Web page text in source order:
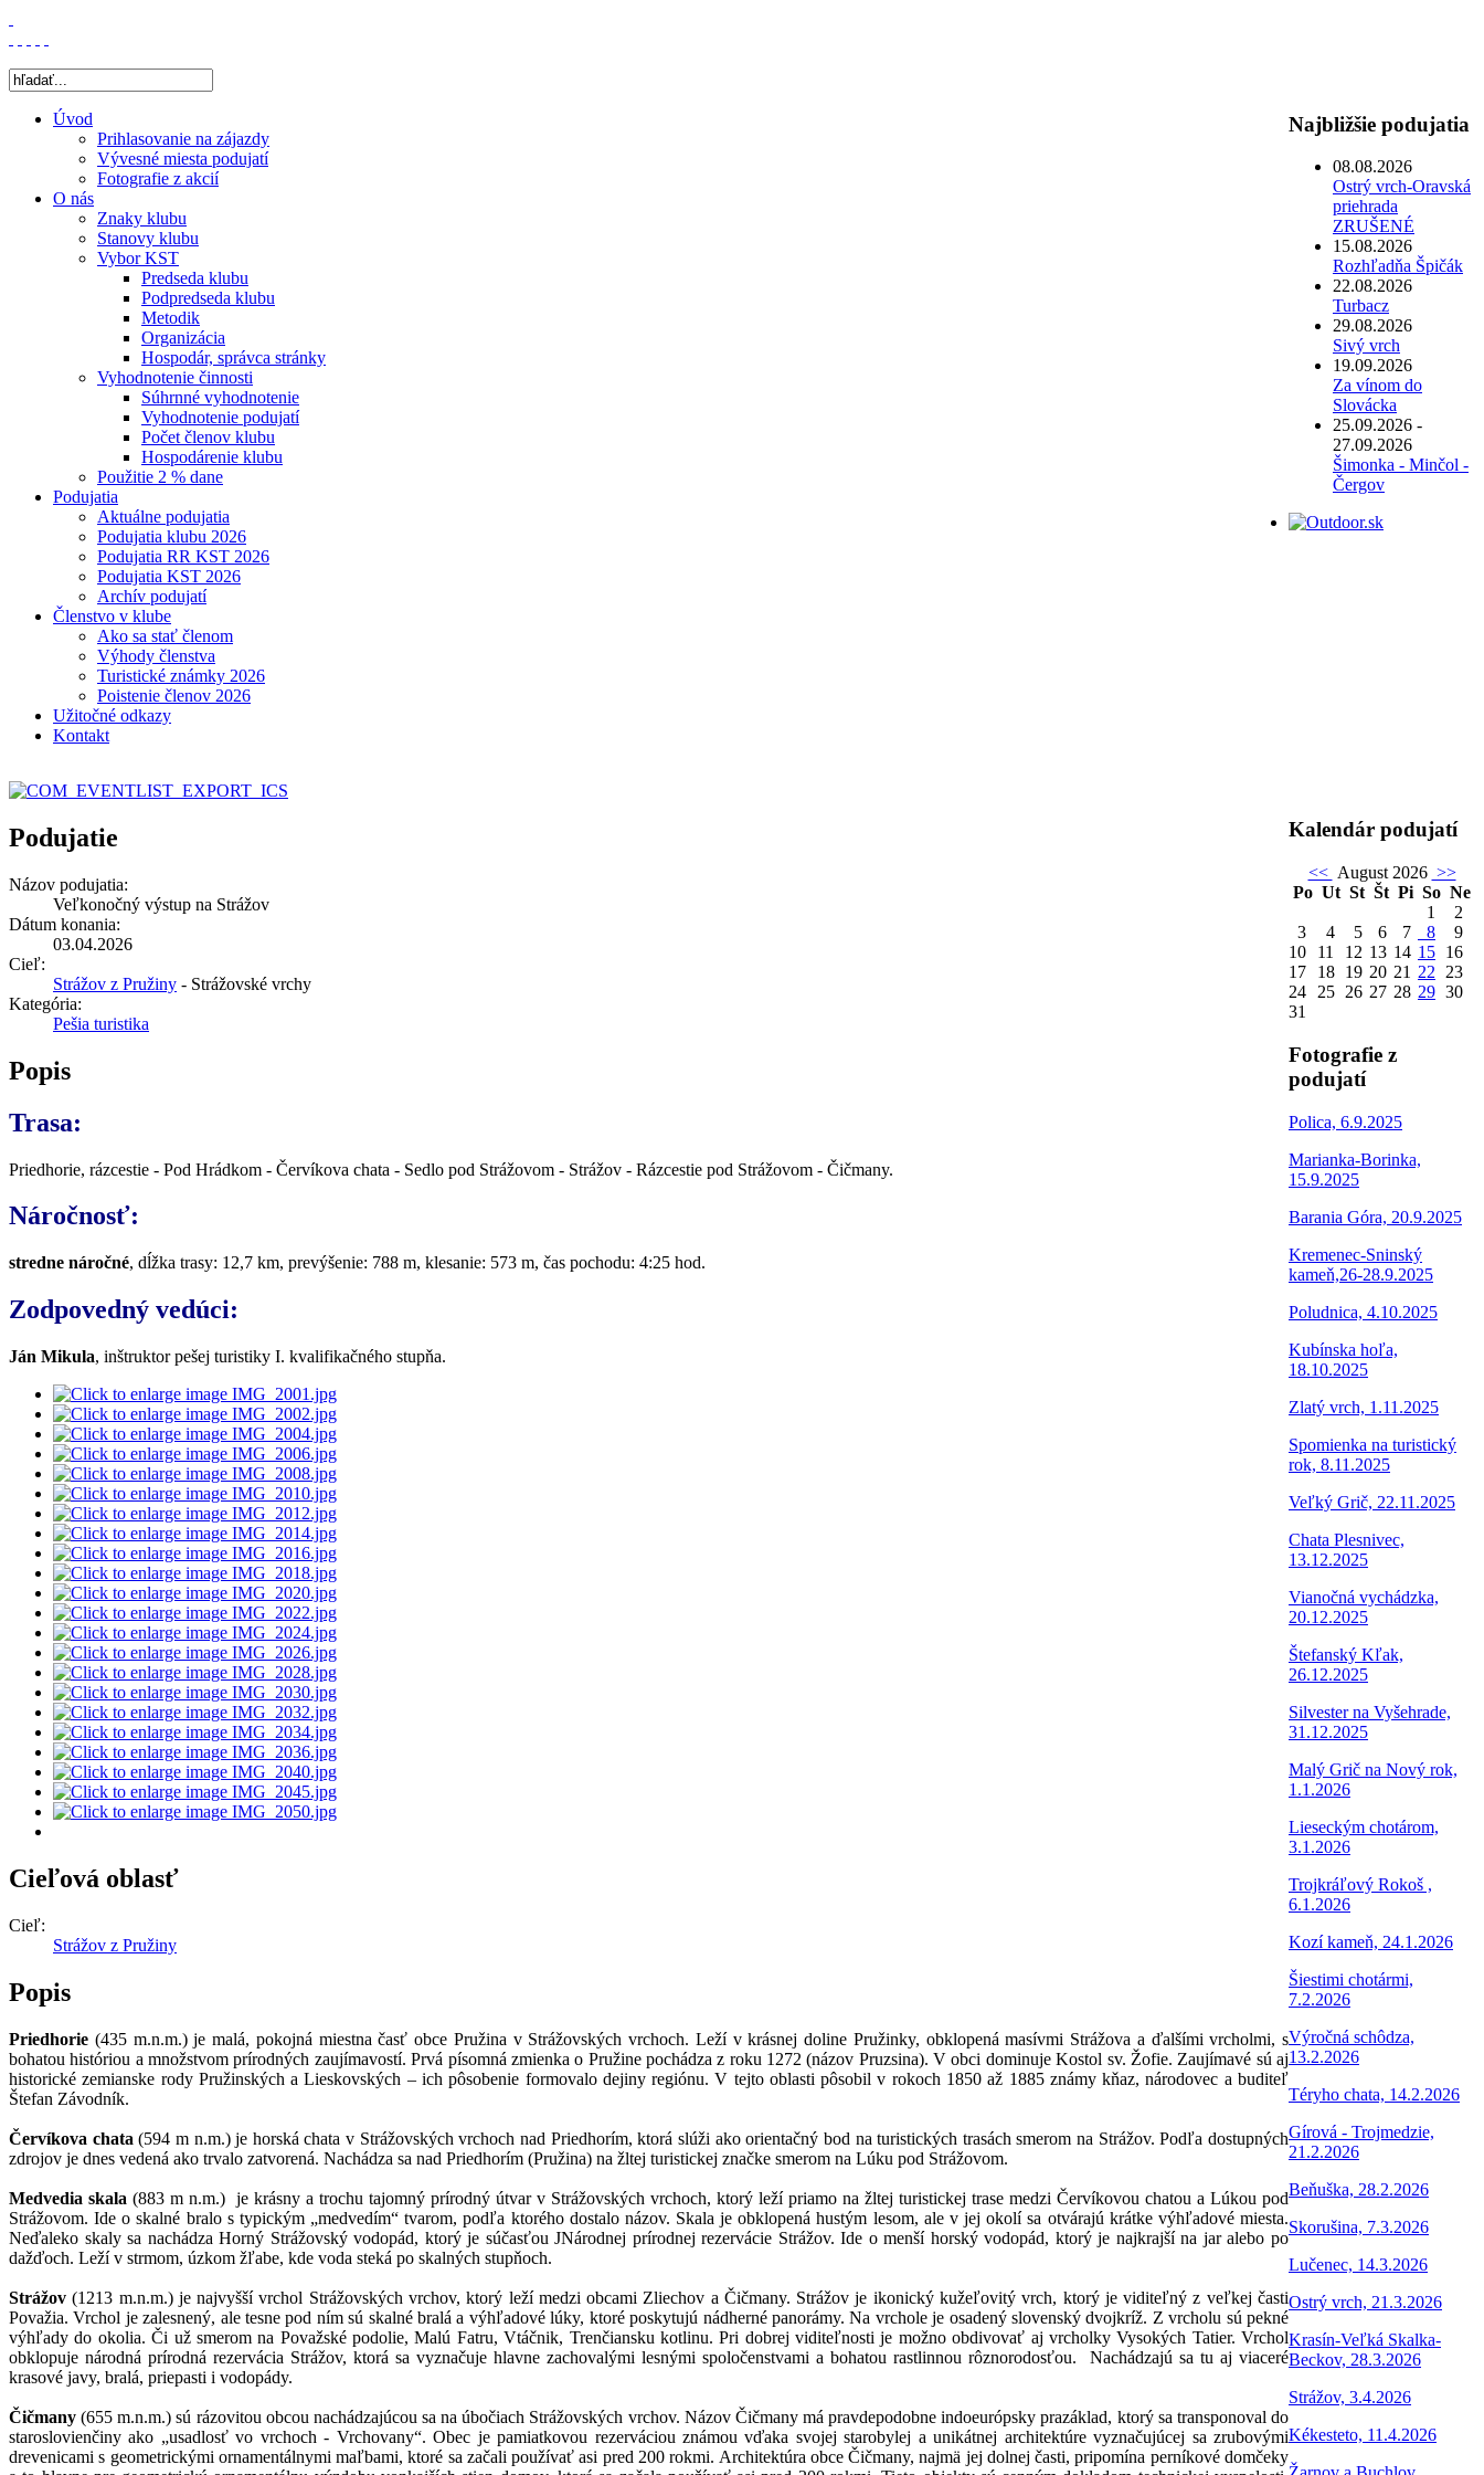
Úvod
Prihlasovanie na zájazdy
Vývesné miesta podujatí
Fotografie z akcií
O nás
Znaky klubu
Stanovy klubu
Vybor KST
Predseda klubu
Podpredseda klubu
Metodik
Organizácia
Hospodár, správca stránky
Vyhodnotenie činnosti
Súhrnné vyhodnotenie
Vyhodnotenie podujatí
Počet členov klubu
Hospodárenie klubu
Použitie 2 % dane
Podujatia
Aktuálne podujatia
Podujatia klubu 2026
Podujatia RR KST 2026
Podujatia KST 2026
Archív podujatí
Členstvo v klube
Ako sa stať členom
Výhody členstva
Turistické známky 2026
Poistenie členov 2026
Užitočné odkazy
Kontakt
Podujatie
Názov podujatia:
Veľkonočný výstup na Strážov
Dátum konania:
03.04.2026
Cieľ:
Strážov z Pružiny - Strážovské vrchy
Kategória:
Pešia turistika
Popis
Trasa:
Priedhorie, rázcestie - Pod Hrádkom - Červíkova chata - Sedlo pod Strážovom - Strážov - Rázcestie pod Strážovom - Čičmany.
Náročnosť:
stredne náročné, dĺžka trasy: 12,7 km, prevýšenie: 788 m, klesanie: 573 m, čas pochodu: 4:25 hod.
Zodpovedný vedúci:
Ján Mikula, inštruktor pešej turistiky I. kvalifikačného stupňa.
Cieľová oblasť
Cieľ:
Strážov z Pružiny
Popis
Priedhorie (435 m.n.m.) je malá, pokojná miestna časť obce Pružina v Strážovských vrchoch. Leží v krásnej doline Pružinky, obklopená masívmi Strážova a ďalšími vrcholmi, s
bohatou históriou a množstvom prírodných zaujímavostí. Prvá písomná zmienka o Pružine pochádza z roku 1272 (názov Pruzsina). V obci dominuje Kostol sv. Žofie. Zaujímavé sú aj
historické zemianske rody Pružinských a Lieskovských – ich pôsobenie formovalo dejiny regiónu. V tejto oblasti pôsobil v rokoch 1850 až 1885 známy kňaz, národovec a buditeľ
Štefan Závodník.
Červíkova chata (594 m n.m.) je horská chata v Strážovských vrchoch nad Priedhorím, ktorá slúži ako orientačný bod na turistických trasách smerom na Strážov. Podľa dostupných
zdrojov je dnes vedená ako trvalo zatvorená. Nachádza sa nad Priedhorím (Pružina) na žltej turistickej značke smerom na Lúku pod Strážovom.
Medvedia skala (883 m n.m.) je krásny a trochu tajomný prírodný útvar v Strážovských vrchoch, ktorý leží priamo na žltej turistickej trase medzi Červíkovou chatou a Lúkou pod
Strážovom. Ide o skalné bralo s typickým „medvedím“ tvarom, podľa ktorého dostalo názov. Skala je obklopená hustým lesom, ale v jej okolí sa otvárajú krátke výhľadové miesta.
Neďaleko skaly sa nachádza Horný Strážovský vodopád, ktorý je súčasťou JNárodnej prírodnej rezervácie Strážov. Ide o menší horský vodopád, ktorý je najkrajší na jar alebo po
dažďoch. Leží v strmom, úzkom žľabe, kde voda steká po skalných stupňoch.
Strážov(1213 m.n.m.) je najvyšší vrchol Strážovských vrchov, ktorý leží medzi obcami Zliechov a Čičmany. Strážov je ikonický kužeľovitý vrch, ktorý je viditeľný z veľkej časti
Považia. Vrchol je zalesnený, ale tesne pod ním sú skalné bralá a výhľadové lúky, ktoré poskytujú nádherné panorámy. Na vrchole je osadený slovenský dvojkríž. Z vrcholu sú pekné
výhľady do okolia. Či už smerom na Považské podolie, Malú Fatru, Vtáčnik, Trenčiansku kotlinu. Pri dobrej viditeľnosti je možno obdivovať aj vrcholky Vysokých Tatier. Vrchol
obklopuje národná prírodná rezervácia Strážov, ktorá sa vyznačuje hlavne zachovalými lesnými spoločenstvami a bohatou rastlinnou rôznorodosťou. Nachádzajú sa tu aj viaceré
krasové javy, bralá, priepasti i vodopády.
Čičmany(655 m.n.m.) sú rázovitou obcou nachádzajúcou sa na úbočiach Strážovských vrchov. Názov Čičmany má pravdepodobne indoeurópsky prazáklad, ktorý sa transponoval do
staroslovienčiny ako „usadlosť vo vrchoch - Vrchovany“. Obec je pamiatkovou rezerváciou známou vďaka svojej starobylej a unikátnej architektúre vyznačujúcej sa zrubovými
drevenicami s geometrickými ornamentálnymi maľbami, ktoré sa začali používať asi pred 200 rokmi. Architektúra obce Čičmany, najmä jej dolnej časti, pripomína perníkové domčeky
Najbližšie podujatia
08.08.2026
Ostrý vrch-Oravská
priehrada
ZRUŠENÉ
15.08.2026
Rozhľadňa Špičák
22.08.2026
Turbacz
29.08.2026
Sivý vrch
19.09.2026
Za vínom do
Slovácka
25.09.2026 -
27.09.2026
Šimonka - Minčol -
Čergov
Kalendár podujatí
<< August 2026 >>
Po Ut St Št Pi So Ne
1
2
3
4 5 6 7 8
9
10
11 12 13 14 15 16
17
18 19 20 21 22
23
24
25 26 27 28 29 30
31
Fotografie z
podujatí
Polica, 6.9.2025
Marianka-Borinka,
15.9.2025
Barania Góra, 20.9.2025
Kremenec-Sninský
kameň,26-28.9.2025
Poludnica, 4.10.2025
Kubínska hoľa,
18.10.2025
Zlatý vrch, 1.11.2025
Spomienka na turistický
rok, 8.11.2025
Veľký Grič, 22.11.2025
Chata Plesnivec,
13.12.2025
Vianočná vychádzka,
20.12.2025
Štefanský Kľak,
26.12.2025
Silvester na Vyšehrade,
31.12.2025
Malý Grič na Nový rok,
1.1.2026
Lieseckým chotárom,
3.1.2026
Trojkráľový Rokoš ,
6.1.2026
Kozí kameň, 24.1.2026
Šiestimi chotármi,
7.2.2026
Výročná schôdza,
13.2.2026
Téryho chata, 14.2.2026
Gírová - Trojmedzie,
21.2.2026
Beňuška, 28.2.2026
Skorušina, 7.3.2026
Lučenec, 14.3.2026
Ostrý vrch, 21.3.2026
Krasín-Veľká Skalka-
Beckov, 28.3.2026
Strážov, 3.4.2026
Kékesteto, 11.4.2026